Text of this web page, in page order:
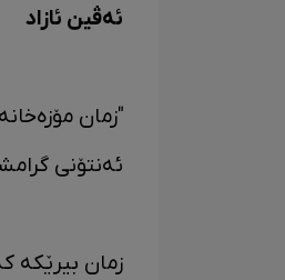
ئەڤین ئازاد
"زمان
ئەنتۆنی
زمان بیرێکە